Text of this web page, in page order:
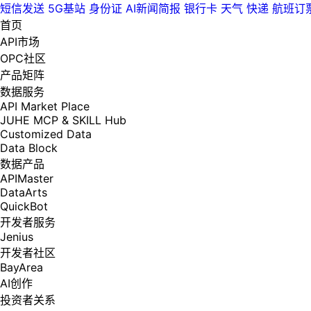
短信发送 5G基站 身份证 AI新闻简报 银行卡 天气 快递 航班订
首页
API市场
OPC社区
产品矩阵
数据服务
API Market Place
JUHE MCP & SKILL Hub
Customized Data
Data Block
数据产品
APIMaster
DataArts
QuickBot
开发者服务
Jenius
开发者社区
BayArea
AI创作
投资者关系